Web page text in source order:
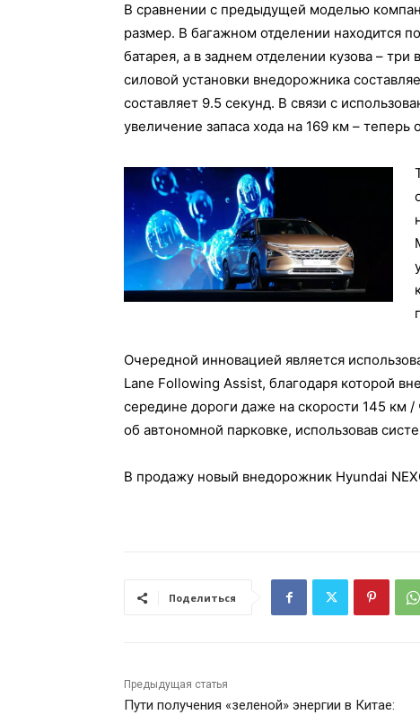
В сравнении с предыдущей моделью
размер. В багажном отделении находится
батарея, а в заднем отделении кузова –
силовой установки внедорожника
составляет 9.5 секунд. В связи с
увеличение запаса хода на 169 км – теперь
Очередной инновацией является
Lаnе Fоllоwіng Аssіst, благодаря которой
середине дороги даже на скорости 145 км /
об автономной парковке, использовав
В продажу новый внедорожник Нyundаі
Поделиться
Предыдущая статья
Пути получения «зеленой» энергии в Китае: